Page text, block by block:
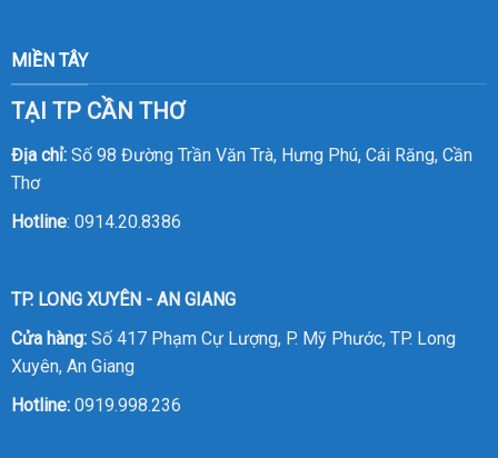
MIỀN TÂY
TẠI TP CẦN THƠ
Địa chỉ:Số 98 Đường Trần Văn Trà, Hưng Phú, Cái Răng, Cần
Thơ
Hotline: 0914.20.8386
TP. LONG XUYÊN - AN GIANG
Cửa hàng:Số 417 Phạm Cự Lượng, P. Mỹ Phước, TP. Long
Xuyên, An Giang
Hotline: 0919.998.236